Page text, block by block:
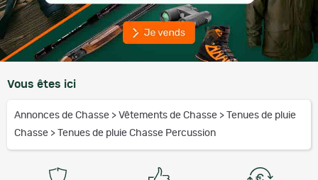
Vous êtes ici
Annonces de Chasse > Vêtements de Chasse >
Tenues de pluie
Chasse > Tenues de pluie Chasse Percussion